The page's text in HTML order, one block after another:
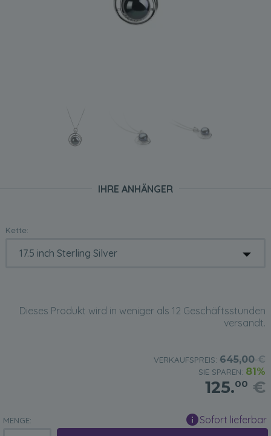
IHRE ANHÄNGER
Kette:
Dieses Produkt wird in weniger als 12 Geschäftsstunden
versandt.
VERKAUFSPREIS: 645,00€
SIE SPAREN: 81%
125.00 €
MENGE: Sofort lieferbar